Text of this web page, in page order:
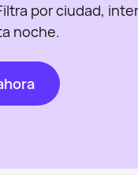
por ciudad,
noche.